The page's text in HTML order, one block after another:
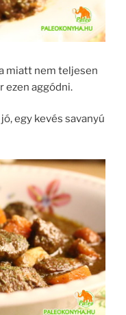
miatt nem teljesen
ezen aggódni.
jó, egy kevés savanyú